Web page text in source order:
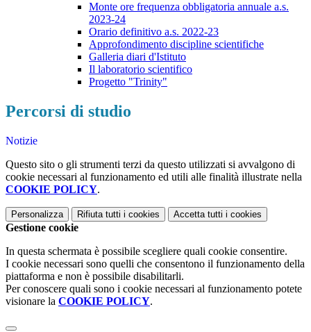
Monte ore frequenza obbligatoria annuale a.s.
2023-24
Orario definitivo a.s. 2022-23
Approfondimento discipline scientifiche
Galleria diari d'Istituto
Il laboratorio scientifico
Progetto "Trinity"
Percorsi di studio
Notizie
Questo sito o gli strumenti terzi da questo utilizzati si avvalgono di
cookie necessari al funzionamento ed utili alle finalità illustrate nella
COOKIE POLICY.
Personalizza Rifiuta tutti i cookies Accetta tutti i cookies
Gestione cookie
In questa schermata è possibile scegliere quali cookie consentire.
I cookie necessari sono quelli che consentono il funzionamento della
piattaforma e non è possibile disabilitarli.
Per conoscere quali sono i cookie necessari al funzionamento potete
visionare la COOKIE POLICY.